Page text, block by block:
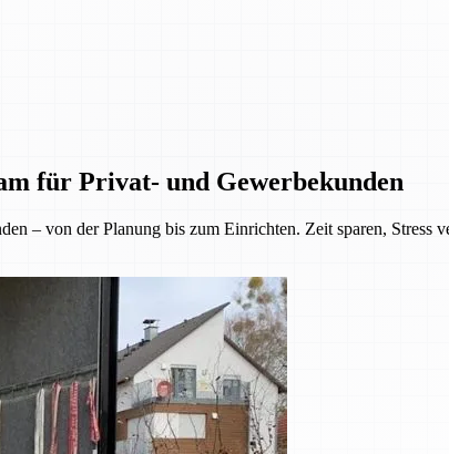
für Privat- und Gewerbekunden
– von der Planung bis zum Einrichten. Zeit sparen, Stress